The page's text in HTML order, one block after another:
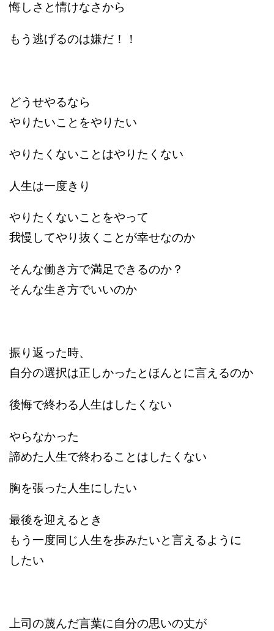
悔しさと情けなさから
もう逃げるのは嫌だ！！
どうせやるなら
やりたいことをやりたい
やりたくないことはやりたくない
人生は一度きり
やりたくないことをやって
我慢してやり抜くことが幸せなのか
そんな働き方で満足できるのか？
そんな生き方でいいのか
振り返った時、
自分の選択は正しかったとほんとに言えるのか
後悔で終わる人生はしたくない
やらなかった
諦めた人生で終わることはしたくない
胸を張った人生にしたい
最後を迎えるとき
もう一度同じ人生を歩みたいと言えるように
したい
上司の蔑んだ言葉に自分の思いの丈が